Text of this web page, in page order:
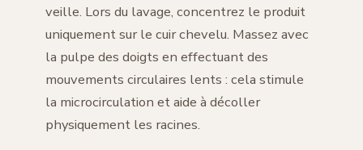
veille. Lors du lavage, concentrez le produit
uniquement sur le cuir chevelu. Massez avec
la pulpe des doigts en effectuant des
mouvements circulaires lents : cela stimule
la microcirculation et aide à décoller
physiquement les racines.